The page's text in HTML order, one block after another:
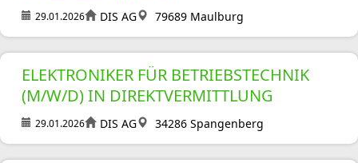
29.01.2026 DIS AG 79689 Maulburg
ELEKTRONIKER FÜR BETRIEBSTECHNIK
(M/W/D) IN DIREKTVERMITTLUNG
29.01.2026 DIS AG 34286 Spangenberg